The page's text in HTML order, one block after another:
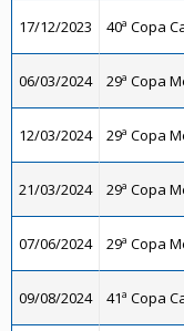
17/12/2023 40ª Copa
06/03/2024 29ª Copa
12/03/2024 29ª Copa
21/03/2024 29ª Copa
07/06/2024 29ª Copa
09/08/2024 41ª Copa